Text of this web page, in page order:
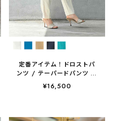
定番アイテム！ドロストパ
ンツ / テーパードパンツ ウ
エストゴム 【手洗い可 /
日本製 】
¥16,500